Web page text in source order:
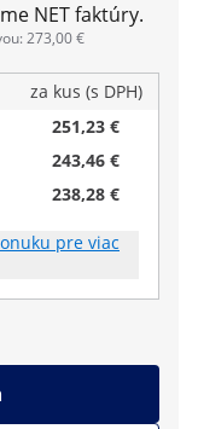
NET faktúry.
273,00 €
za kus (s DPH)
251,23 €
243,46 €
238,28 €
pre viac